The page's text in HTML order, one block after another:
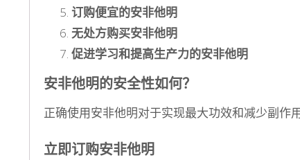
订购便宜的安非他明
无处方购买安非他明
促进学习和提高生产力的安非他明
安非他明的安全性如何？
正确使用安非他明对于实现最大功效和减少副作
立即订购安非他明